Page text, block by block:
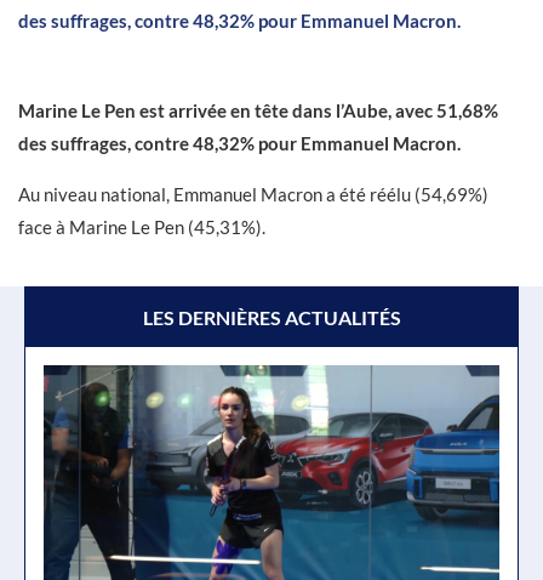
des suffrages, contre 48,32% pour Emmanuel Macron.
Marine Le Pen est arrivée en tête dans l’Aube, avec 51,68%
des suffrages, contre 48,32% pour Emmanuel Macron.
Au niveau national, Emmanuel Macron a été réélu (54,69%)
face à Marine Le Pen (45,31%).
LES DERNIÈRES ACTUALITÉS